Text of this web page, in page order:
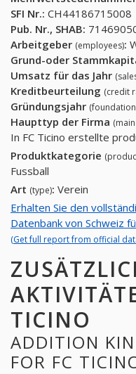
SFI Nr.: CH44186715008
Pub. Nr., SHAB:
Arbeitgeber (employees):
Grund-oder
Umsatz für das Jahr
Kreditbeurteilung (credit
Gründungsjahr
Haupttyp der Firma
In FC Ticino erstellte
Produktkategorie
Fussball
Art (type): Verein
Erhalten Sie den
Datenbank von Schweiz
(Get full report from official
TICINO
ADDITION
FOR FC